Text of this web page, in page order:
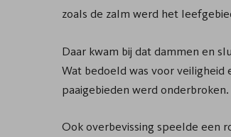
zoals de zalm werd het
Daar kwam bij dat dammen en
Wat bedoeld was voor
paaigebieden werd
Ook overbevissing speelde een